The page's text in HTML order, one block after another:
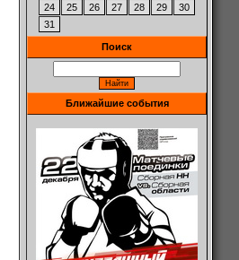
24
25 26 27 28 29
30
31
Поиск
Ближайшие события